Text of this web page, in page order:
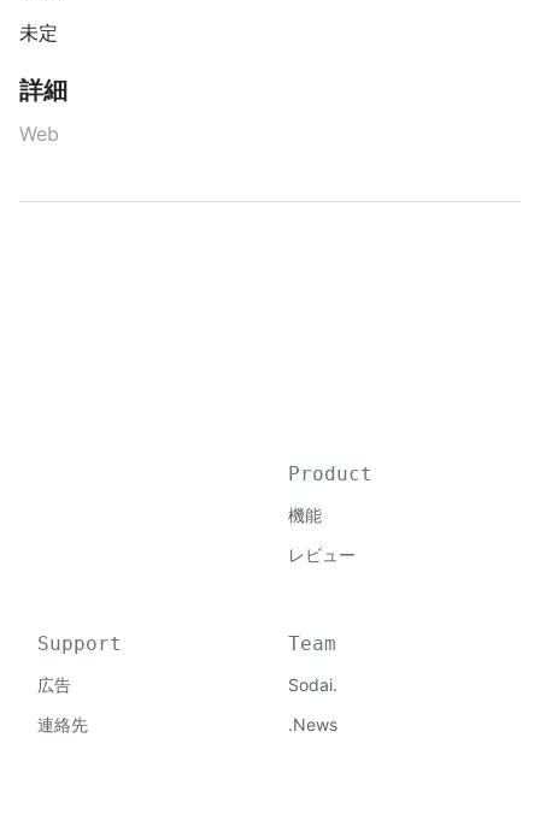
未定
詳細
Web
Product
機能
レビュー
Support
広告
連絡先
Team
Sodai.
.News